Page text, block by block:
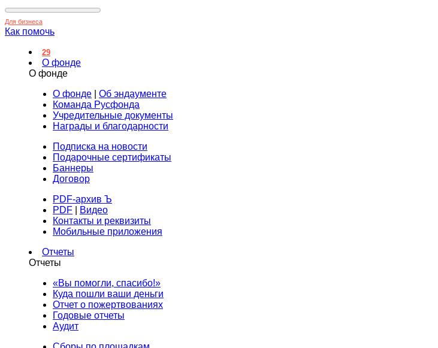
Для бизнеса
Как помочь
29
О фонде
О фонде
О фонде
Об эндаументе
Команда Русфонда
Учредительные документы
Награды и благодарности
Подписка на новости
Подарочные сертификаты
Баннеры
Договор
PDF-архив Ъ
PDF
Видео
Контакты и реквизиты
Мобильные приложения
Отчеты
Отчеты
«Вы помогли, спасибо!»
Куда пошли ваши деньги
Отчет о пожертвованиях
Годовые отчеты
Аудит